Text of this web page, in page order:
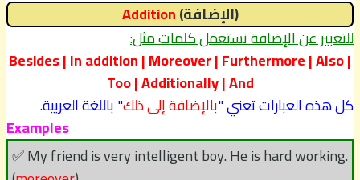
Addition
(الإضافة)
للتعبير عن الإضافة نستعمل كلمات مثل:
Besides | In addition | Moreover | Furthermore | Also |
Too | Additionally | And
كل هذه العبارات تعني "بالإضافة إلى ذلك" باللغة العربية.
Examples
✅ My friend is very intelligent boy. He is hard working.